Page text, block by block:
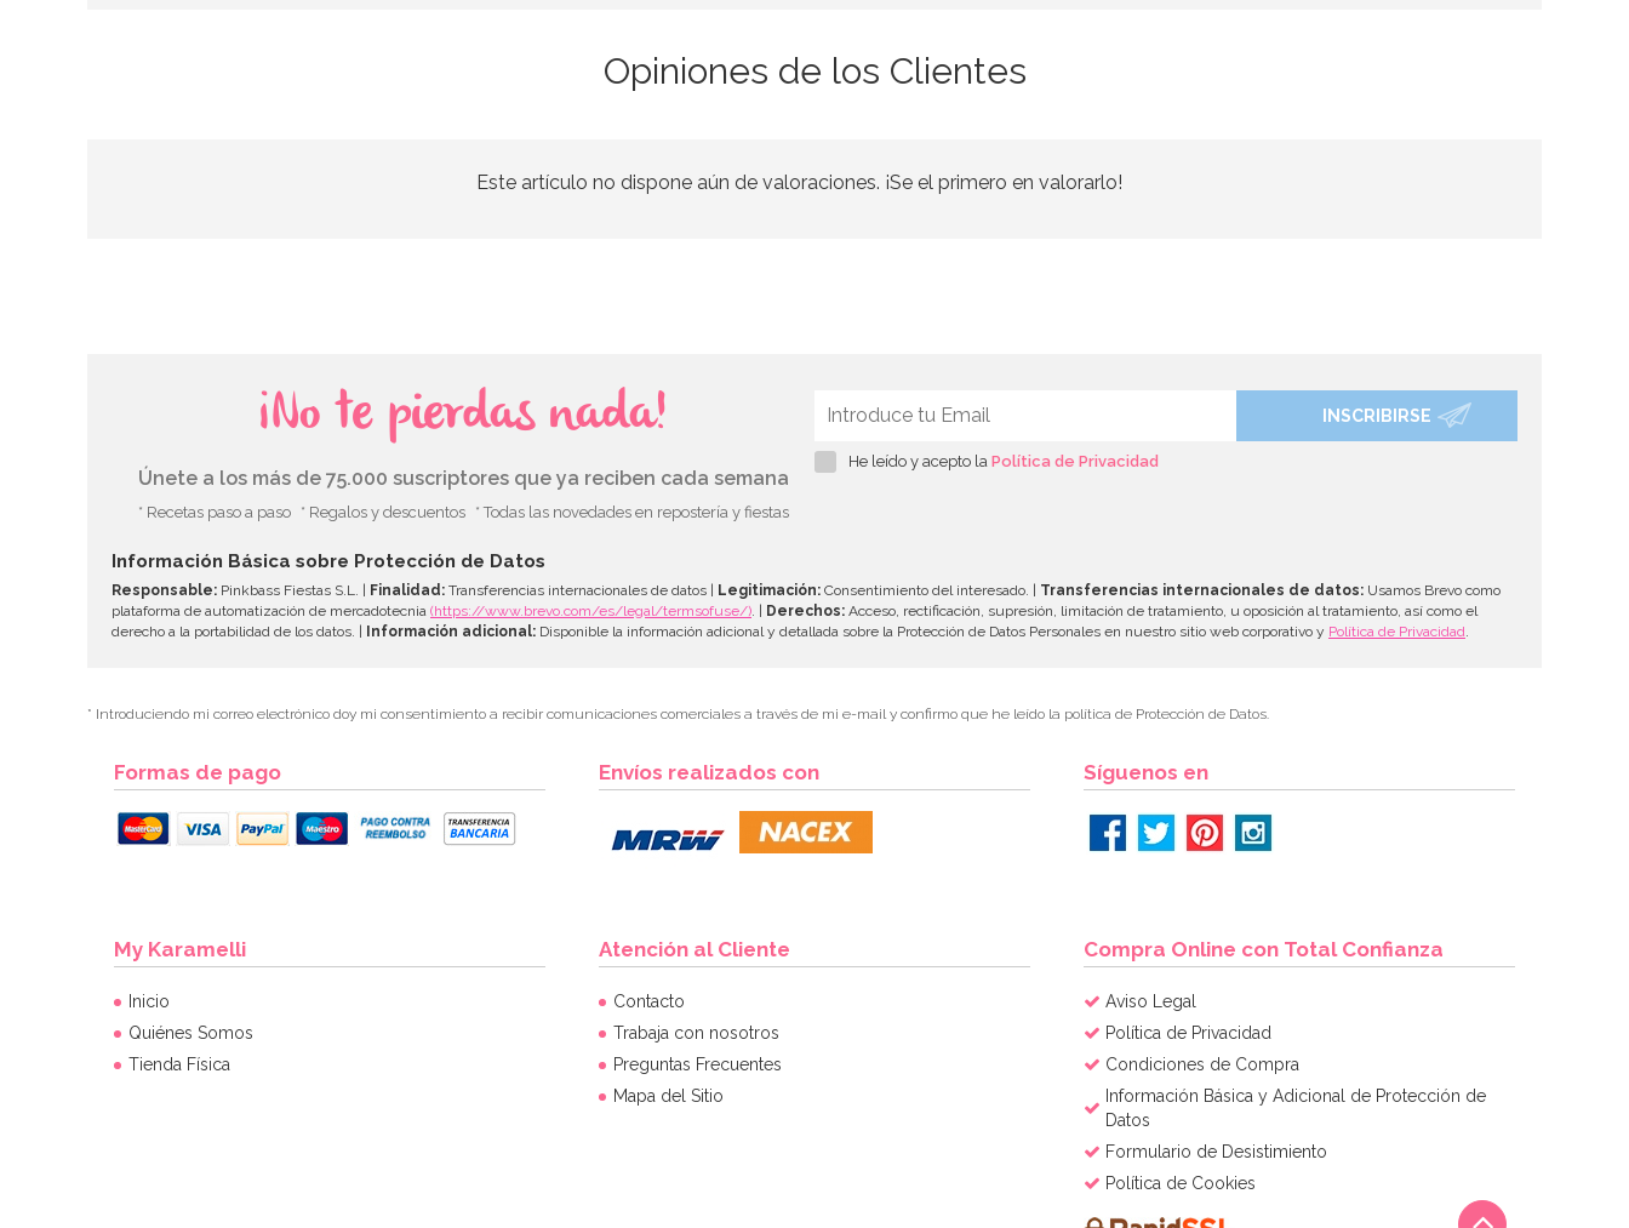
Opiniones de los Clientes
Este artículo no dispone aún de valoraciones. ¡Se el primero en valorarlo!
¡No te pierdas nada!
Únete a los más de 75.000 suscriptores que ya reciben cada semana
* Recetas paso a paso * Regalos y descuentos * Todas las novedades en repostería y fiestas
INSCRIBIRSE
He leído y acepto la Política de Privacidad
Información Básica sobre Protección de Datos
Responsable: Pinkbass Fiestas S.L. | Finalidad: Transferencias internacionales de datos | Legitimación: Consentimiento del interesado. | Transferencias internacionales de datos: Usamos Brevo como
plataforma de automatización de mercadotecnia (https://www.brevo.com/es/legal/termsofuse/) . | Derechos: Acceso, rectificación, supresión, limitación de tratamiento, u oposición al tratamiento, así como el
derecho a la portabilidad de los datos. | Información adicional: Disponible la información adicional y detallada sobre la Protección de Datos Personales en nuestro sitio web corporativo y Política de Privacidad
* Introduciendo mi correo electrónico doy mi consentimiento a recibir comunicaciones comerciales a través de mi e-mail y confirmo que he leído la política de Protección de Datos.
Formas de pago Envíos realizados con Síguenos en
My Karamelli
Inicio
Quiénes Somos
Tienda Física
Atención al Cliente
Contacto
Trabaja con nosotros
Preguntas Frecuentes
Mapa del Sitio
Compra Online con Total Confianza
Aviso Legal
Política de Privacidad
Condiciones de Compra
Información Básica y Adicional de Protección de
Datos
Formulario de Desistimiento
Política de Cookies